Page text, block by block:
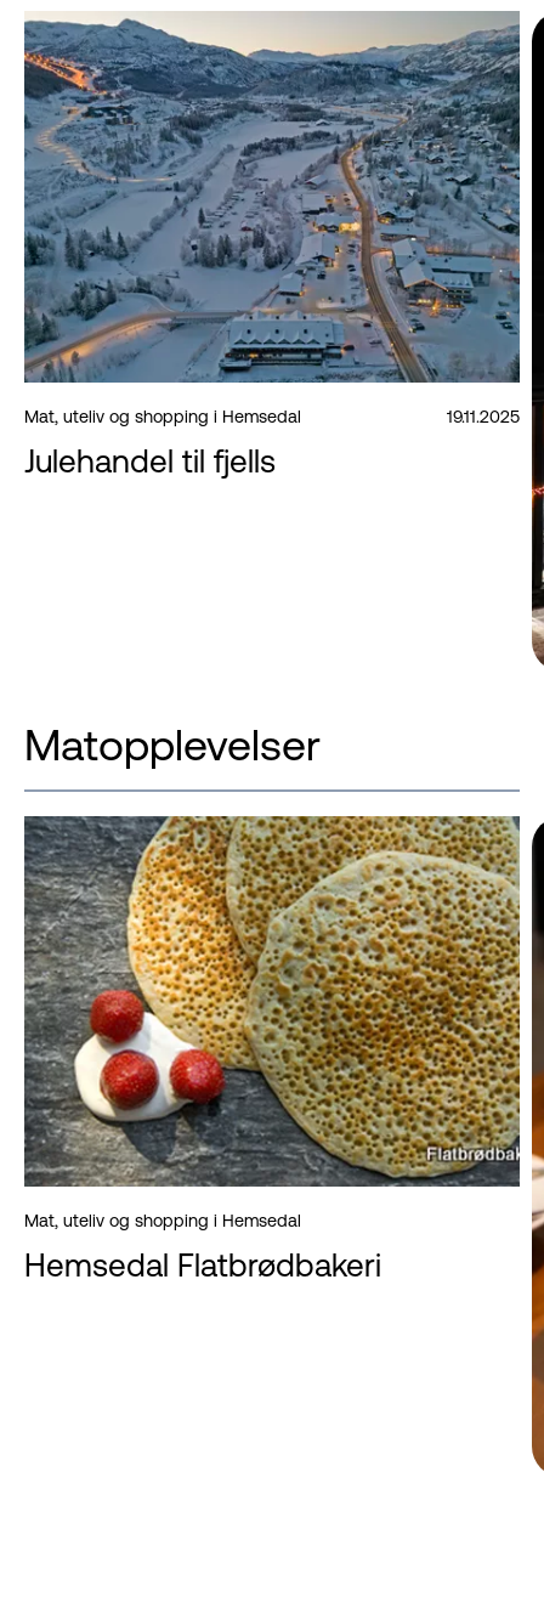
Mat, uteliv og shopping i Hemsedal 19.11.2025
Julehandel til fjells
Matopplevelser
Mat, uteliv og shopping i Hemsedal
Hemsedal Flatbrødbakeri